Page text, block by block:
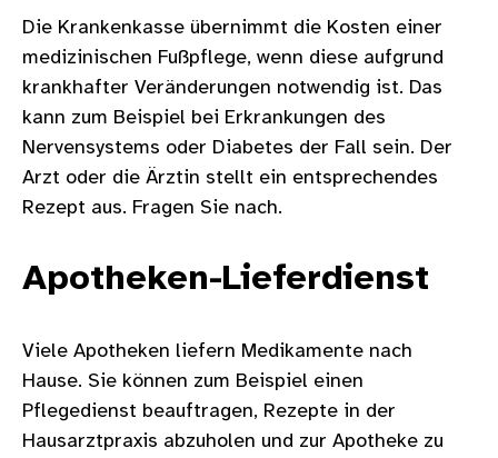
Die Krankenkasse übernimmt die Kosten einer
medizinischen Fußpflege, wenn diese aufgrund
krankhafter Veränderungen notwendig ist. Das
kann zum Beispiel bei Erkrankungen des
Nervensystems oder Diabetes der Fall sein. Der
Arzt oder die Ärztin stellt ein entsprechendes
Rezept aus. Fragen Sie nach.
Apotheken-Lieferdienst
Viele Apotheken liefern Medikamente nach
Hause. Sie können zum Beispiel einen
Pflegedienst beauftragen, Rezepte in der
Hausarztpraxis abzuholen und zur Apotheke zu